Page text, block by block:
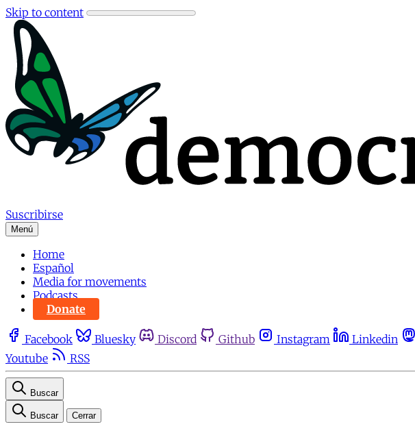
Skip to content
Suscribirse
Menú
Home
Español
Media for movements
Podcasts
Donate
Facebook Bluesky Discord Github Instagram Linkedin
Youtube
RSS
Buscar
Buscar Cerrar